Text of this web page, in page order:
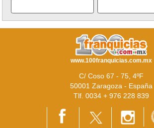
www.100franquicias.com.mx
C/ Coso 67 - 75, 4ºF
50001 Zaragoza - España
Tlf. 0034 + 976 228 839